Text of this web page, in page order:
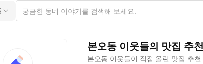
본오동 이웃들의 맛집 추천
본오동 이웃들이 직접 올린 맛집 추천